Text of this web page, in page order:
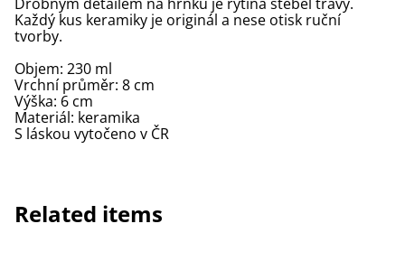
Každý kus keramiky je originál a nese otisk ruční
tvorby.
Objem: 230 ml
Vrchní průměr: 8 cm
Výška: 6 cm
Materiál: keramika
S láskou vytočeno v ČR
Related items